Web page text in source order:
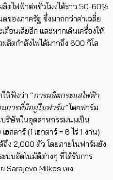
ตไฟฟ้าต่อชั่วโมงได้ราว 50-60%
ของภาครัฐ ซึ่งมากกว่าค่าเฉลี่ย​
ดือนเสียอีก และหากเดินเครื่องให้
ลิตกำลังไฟได้มากถึง 600 กิโล
ห้ฟังว่า “การผลิตกระแสไฟฟ้า
การที่มีอยู่ในฟาร์ม”โดยฟาร์ม
ริษัทในอุตสาหกรรมนมเป็น
ตาร์ (1 เฮกตาร์ = 6 ไร่ 1 งาน)
ถึง 2,000 ตัว โดยภายในฟาร์มยัง
ะบบอัตโนมัติต่างๆ ที่ได้รับการ
Sarajevo Milkos เอง